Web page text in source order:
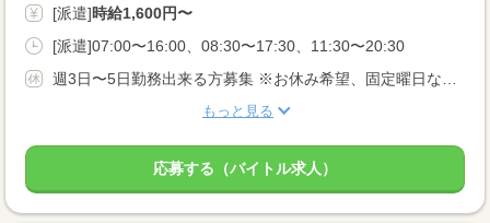
[派遣]時給1,600円〜
[派遣]07:00〜16:00、08:30〜17:30、11:30〜20:30
週3日〜5日勤務出来る方募集 ※お休み希望、固定曜日などお気軽にご相談ください★ あなたのライフスタイルに合わせてお仕事をお探し致します！
もっと見る
応募する（バイトル求人）